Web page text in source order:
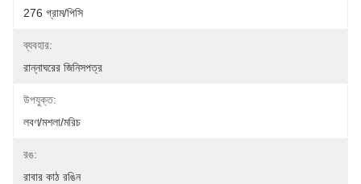
276 গ্রাম/পিসি
ব্যবহার:
রান্নাঘরের জিনিসপত্র
উপযুক্ত:
লবণ/মশলা/মরিচ
রঙ:
রাবার কাঠ রঙিন